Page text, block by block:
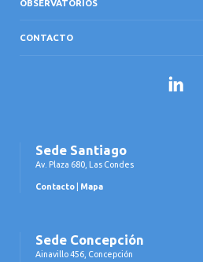
OBSERVATORIOS
CONTACTO
LinkedIn
Sede Santiago
Av. Plaza 680, Las Condes
Contacto Mapa
Sede Concepción
Ainavillo 456, Concepción